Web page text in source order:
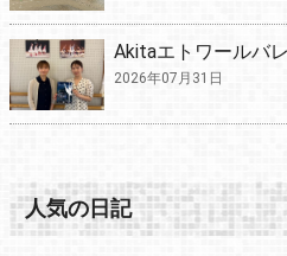
Akitaエトワールバ
2026年07月31日
人気の日記